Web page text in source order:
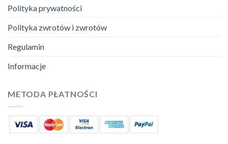
Polityka prywatności
Polityka zwrotów i zwrotów
Regulamin
Informacje
METODA PŁATNOŚCI